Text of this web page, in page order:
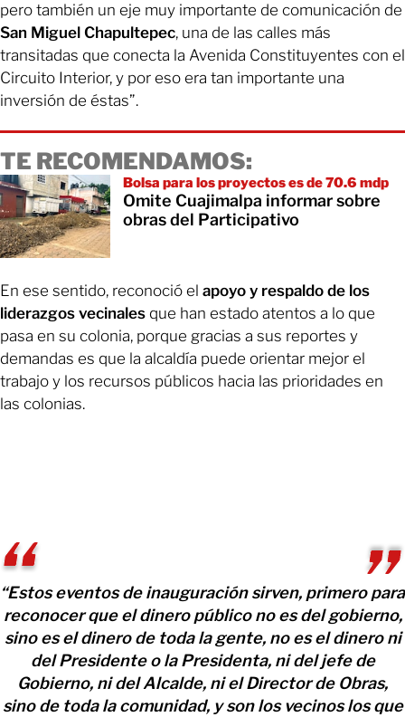
pero también un eje muy importante de comunicación de
San Miguel Chapultepec, una de las calles más
transitadas que conecta la Avenida Constituyentes con el
Circuito Interior, y por eso era tan importante una
inversión de éstas”.
TE RECOMENDAMOS:
Bolsa para los proyectos es de 70.6 mdp
Omite Cuajimalpa informar sobre
obras del Participativo
En ese sentido, reconoció el apoyo y respaldo de los
liderazgos vecinales que han estado atentos a lo que
pasa en su colonia, porque gracias a sus reportes y
demandas es que la alcaldía puede orientar mejor el
trabajo y los recursos públicos hacia las prioridades en
las colonias.
“Estos eventos de inauguración sirven, primero para
reconocer que el dinero público no es del gobierno,
sino es el dinero de toda la gente, no es el dinero ni
del Presidente o la Presidenta, ni del jefe de
Gobierno, ni del Alcalde, ni el Director de Obras,
sino de toda la comunidad, y son los vecinos los que